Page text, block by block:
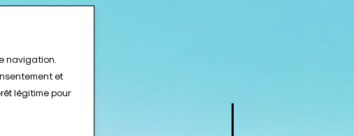
navigation.
et
légitime pour